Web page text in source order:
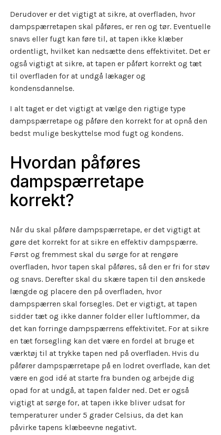
Derudover er det vigtigt at sikre, at overfladen, hvor
dampspærretapen skal påføres, er ren og tør. Eventuelle
snavs eller fugt kan føre til, at tapen ikke klæber
ordentligt, hvilket kan nedsætte dens effektivitet. Det er
også vigtigt at sikre, at tapen er påført korrekt og tæt
til overfladen for at undgå lækager og
kondensdannelse.
I alt taget er det vigtigt at vælge den rigtige type
dampspærretape og påføre den korrekt for at opnå den
bedst mulige beskyttelse mod fugt og kondens.
Hvordan påføres
dampspærretape
korrekt?
Når du skal påføre dampspærretape, er det vigtigt at
gøre det korrekt for at sikre en effektiv dampspærre.
Først og fremmest skal du sørge for at rengøre
overfladen, hvor tapen skal påføres, så den er fri for støv
og snavs. Derefter skal du skære tapen til den ønskede
længde og placere den på overfladen, hvor
dampspærren skal forsegles. Det er vigtigt, at tapen
sidder tæt og ikke danner folder eller luftlommer, da
det kan forringe dampspærrens effektivitet. For at sikre
en tæt forsegling kan det være en fordel at bruge et
værktøj til at trykke tapen ned på overfladen. Hvis du
påfører dampspærretape på en lodret overflade, kan det
være en god idé at starte fra bunden og arbejde dig
opad for at undgå, at tapen falder ned. Det er også
vigtigt at sørge for, at tapen ikke bliver udsat for
temperaturer under 5 grader Celsius, da det kan
påvirke tapens klæbeevne negativt.